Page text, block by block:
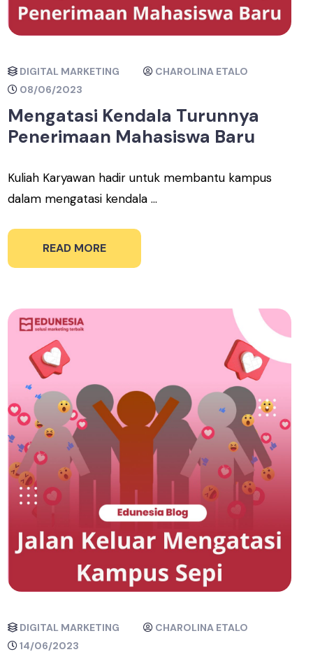
DIGITAL MARKETING
CHAROLINA ETALO
08/06/2023
Mengatasi Kendala Turunnya
Penerimaan Mahasiswa Baru
Kuliah Karyawan hadir untuk membantu kampus
dalam mengatasi kendala ...
READ MORE
DIGITAL MARKETING
CHAROLINA ETALO
14/06/2023